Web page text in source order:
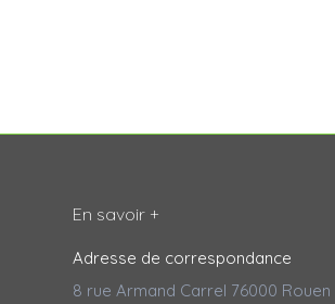
En savoir +
Adresse de correspondance
8 rue Armand Carrel 76000 Rouen